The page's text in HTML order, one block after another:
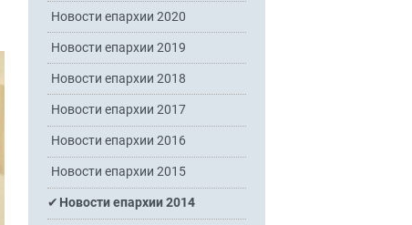
Новости епархии 2020
Новости епархии 2019
Новости епархии 2018
Новости епархии 2017
Новости епархии 2016
Новости епархии 2015
Новости епархии 2014